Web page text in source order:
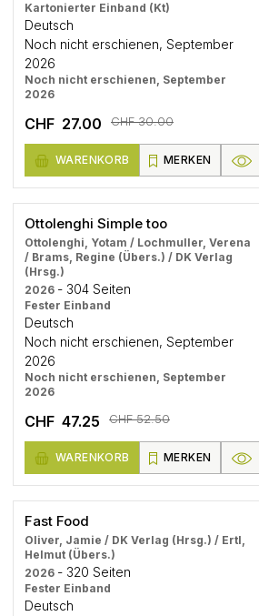
Kartonierter Einband (Kt)
Deutsch
Noch nicht erschienen, September
2026
Noch nicht erschienen, September
2026
CHF 27.00 CHF 30.00
WARENKORB MERKEN
Ottolenghi Simple too
Ottolenghi, Yotam / Lochmuller, Verena
/ Brams, Regine (Übers.) / DK Verlag
(Hrsg.)
2026 - 304 Seiten
Fester Einband
Deutsch
Noch nicht erschienen, September
2026
Noch nicht erschienen, September
2026
CHF 47.25 CHF 52.50
WARENKORB MERKEN
Fast Food
Oliver, Jamie / DK Verlag (Hrsg.) / Ertl,
Helmut (Übers.)
2026 - 320 Seiten
Fester Einband
Deutsch